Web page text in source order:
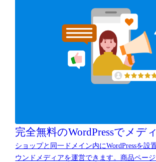
完全無料のWordPressでメデ
ショップと同一ドメイン内にWordPressを設
ウンドメディアを運営できます。商品ペー